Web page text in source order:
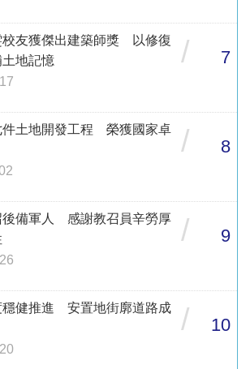
校友獲傑出建築師獎 以修復
地記憶
/ 7
件土地開發工程 榮獲國家卓
/ 8
後備軍人 感謝教召員辛勞厚
/ 9
穩健推進 安置地街廓道路成
/ 10